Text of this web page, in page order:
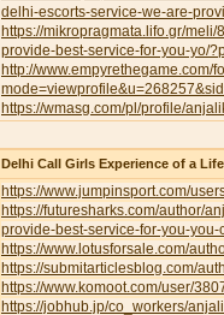
delhi-escorts-service-we-are-
https://mikropragmata.lifo.gr/meli/
provide-best-service-for-you-yo/
http://www.empyrethegame.com/
https://wmasg.com/pl/profile/
Delhi Call Girls Experience of a
https://www.jumpinsport.com/
https://futuresharks.com/author/
provide-best-service-for-you-
https://www.lotusforsale.com/
https://submitarticlesblog.com/
https://www.komoot.com/user/
https://jobhub.jp/co_workers/